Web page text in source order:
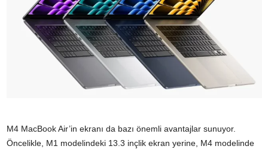
M4 MacBook Air’in ekranı da bazı önemli avantajlar sunuyor.
Öncelikle, M1 modelindeki 13.3 inçlik ekran yerine, M4 modelinde